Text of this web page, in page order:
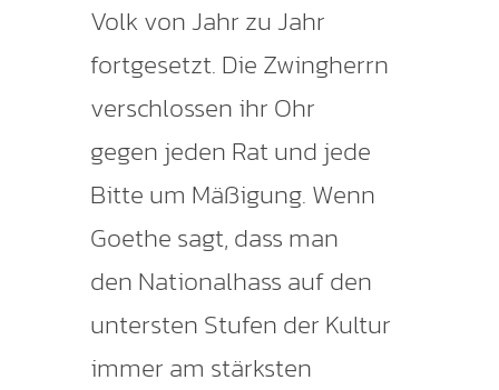
Volk von Jahr zu Jahr
fortgesetzt. Die Zwingherrn
verschlossen ihr Ohr
gegen jeden Rat und jede
Bitte um Mäßigung. Wenn
Goethe sagt, dass man
den Nationalhass auf den
untersten Stufen der Kultur
immer am stärksten